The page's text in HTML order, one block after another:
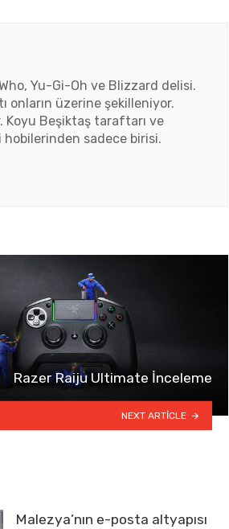
Yu-Gi-Oh ve Blizzard delisi.
onların üzerine şekilleniyor.
Koyu Beşiktaş taraftarı ve
sadece birisi.
Razer Raiju Ultimate İnceleme
NEXT ARTICLE
Malezya’nın e-posta altyapısı